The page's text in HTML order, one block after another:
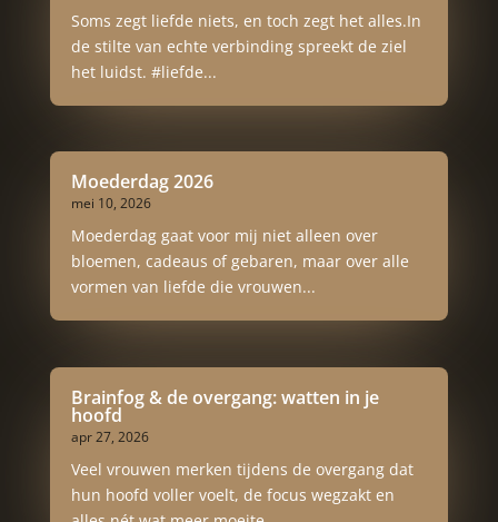
Soms zegt liefde niets, en toch zegt het alles.In
de stilte van echte verbinding spreekt de ziel
het luidst. #liefde...
Moederdag 2026
mei 10, 2026
Moederdag gaat voor mij niet alleen over
bloemen, cadeaus of gebaren, maar over alle
vormen van liefde die vrouwen...
Brainfog & de overgang: watten in je
hoofd
apr 27, 2026
Veel vrouwen merken tijdens de overgang dat
hun hoofd voller voelt, de focus wegzakt en